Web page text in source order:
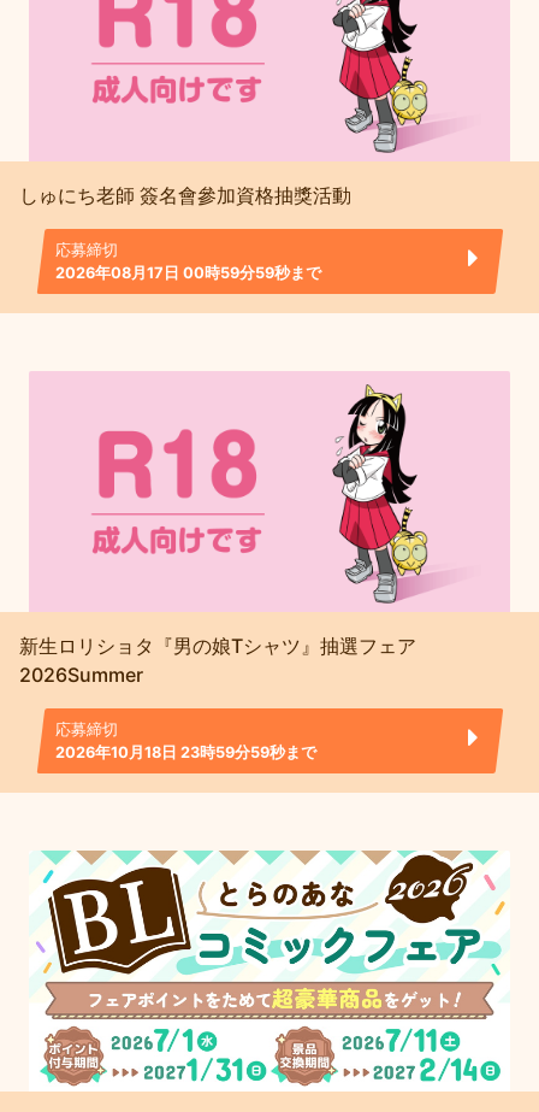
しゅにち老師 簽名會參加資格抽獎活動
応募締切
2026年08月17日 00時59分59秒まで
新生ロリショタ『男の娘Tシャツ』抽選フェア
2026Summer
応募締切
2026年10月18日 23時59分59秒まで